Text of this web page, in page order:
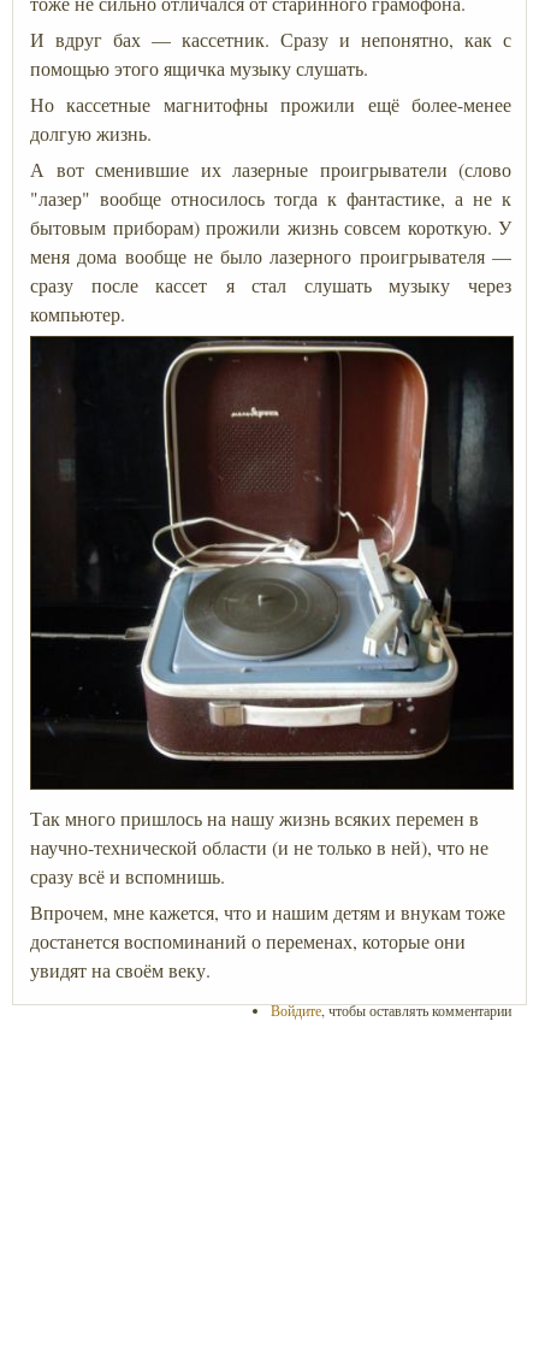
И вдруг бах — кассетник. Сразу и непонятно, как с
помощью этого ящичка музыку слушать.
Но кассетные магнитофны прожили ещё более-менее
долгую жизнь.
А вот сменившие их лазерные проигрыватели (слово
"лазер" вообще относилось тогда к фантастике, а не к
бытовым приборам) прожили жизнь совсем короткую. У
меня дома вообще не было лазерного проигрывателя —
сразу после кассет я стал слушать музыку через
компьютер.
Так много пришлось на нашу жизнь всяких перемен в
научно-технической области (и не только в ней), что не
сразу всё и вспомнишь.
Впрочем, мне кажется, что и нашим детям и внукам тоже
достанется воспоминаний о переменах, которые они
увидят на своём веку.
Войдите, чтобы оставлять комментарии